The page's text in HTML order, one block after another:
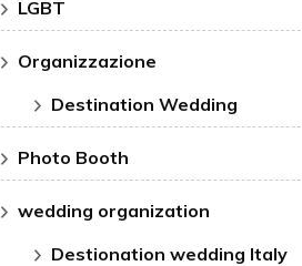
LGBT
Organizzazione
Destination Wedding
Photo Booth
wedding organization
Destionation wedding Italy